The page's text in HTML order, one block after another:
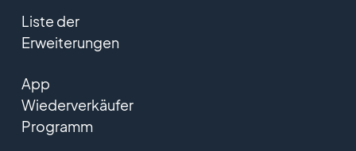
Liste der
Erweiterungen
App
Wiederverkäufer
Programm